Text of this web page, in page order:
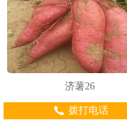
济薯26
拨打电话